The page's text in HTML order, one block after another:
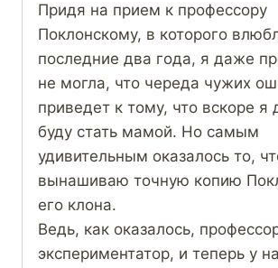
Придя на прием к профессору
Поклонскому, в которого
последние два года, я даже
не могла, что череда чужих
приведет к тому, что вскоре я
буду стать мамой. Но самым
удивительным оказалось то,
вынашиваю точную копию
его клона.
Ведь, как оказалось,
экспериментатор, и теперь у